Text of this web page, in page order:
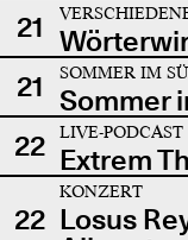
21
21
SOMMER IM
Sommer
22
LIVE-PODCAST
Extrem
22
KONZERT
Losus